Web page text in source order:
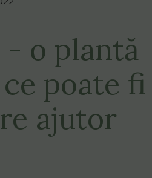
- o plantă
poate fi
ajutor